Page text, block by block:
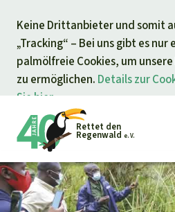
Keine Drittanbieter und somit
„Tracking“ – Bei uns gibt es nur
palmölfreie Cookies, um
zu ermöglichen. Details zur
Sie hier.
springen
Rettet den
Regenwald e. V.
Petitionen
Ihre Spende hilft